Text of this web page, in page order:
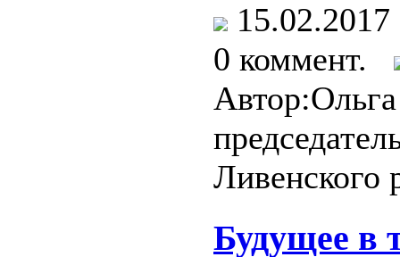
0 коммент.
Ливенского
Будущее в